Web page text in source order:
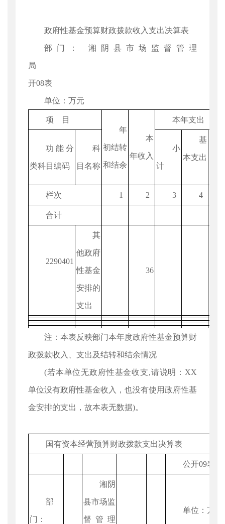
政府性基金预算财政拨款收入支出决算表
部门： 湘阴县市场监督管理
局
开08表
单位：万元
项 目
年
初结转
和结余
本
年收入
本年支出
功能分
类科目编码
科
目名称
小
计
基
本支出
栏次 1 2 3 4
合计
2290401
其
他政府
性基金
安排的
支出
36
注：本表反映部门本年度政府性基金预算财
政拨款收入、支出及结转和结余情况
(若本单位无政府性基金收支,请说明：XX
单位没有政府性基金收入，也没有使用政府性基
金安排的支出，故本表无数据)。
国有资本经营预算财政拨款支出决算表
公开09表
部
门：
湘阴
县市场监
督管理
单位：万元